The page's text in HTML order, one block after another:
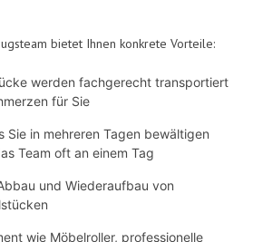
bietet Ihnen konkrete Vorteile:
werden fachgerecht transportiert
für Sie
Sie in mehreren Tagen bewältigen
Team oft an einem Tag
und Wiederaufbau von
wie Möbelroller, professionelle